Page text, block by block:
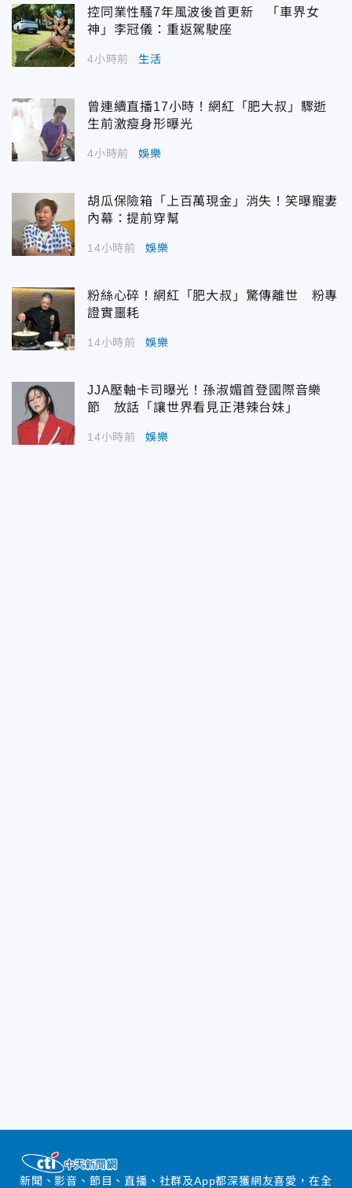
控同業性騷7年風波後首更新 「車界女
神」李冠儀：重返駕駛座
4小時前 生活
曾連續直播17小時！網紅「肥大叔」驟逝
生前激瘦身形曝光
4小時前 娛樂
胡瓜保險箱「上百萬現金」消失！笑曝寵妻
內幕：提前穿幫
14小時前 娛樂
粉絲心碎！網紅「肥大叔」驚傳離世 粉專
證實噩耗
14小時前 娛樂
JJA壓軸卡司曝光！孫淑媚首登國際音樂
節 放話「讓世界看見正港辣台妹」
14小時前 娛樂
新聞、影音、節目、直播、社群及App都深獲網友喜愛，在全